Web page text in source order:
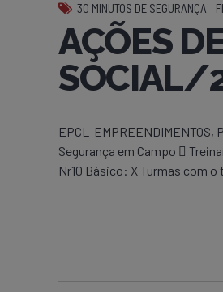
30 MINUTOS DE SEGURANÇA
AÇÕES
SOCIAL/
EPCL-EMPREENDIMENTOS,
Segurança em Campo 
Nr10 Básico: X Turmas com o